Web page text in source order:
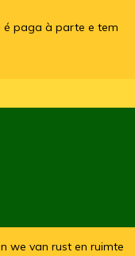
é paga à parte e tem
we van rust en ruimte